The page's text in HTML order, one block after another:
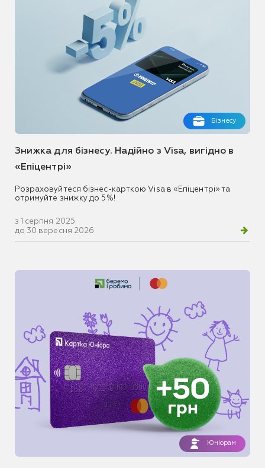
Бізнесу
Знижка для бізнесу. Надійно з Visa, вигідно в
«Епіцентрі»
Розраховуйтеся бізнес-карткою Visa в «Епіцентрі» та
отримуйте знижку до 5%!
з 1 серпня 2025
до 30 вересня 2026
Юніорам